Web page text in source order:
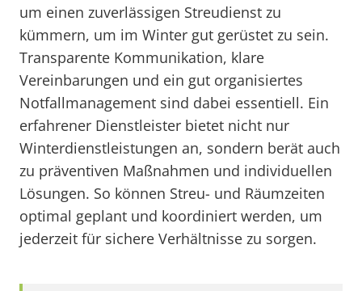
um einen zuverlässigen Streudienst zu
kümmern, um im Winter gut gerüstet zu sein.
Transparente Kommunikation, klare
Vereinbarungen und ein gut organisiertes
Notfallmanagement sind dabei essentiell. Ein
erfahrener Dienstleister bietet nicht nur
Winterdienstleistungen an, sondern berät auch
zu präventiven Maßnahmen und individuellen
Lösungen. So können Streu- und Räumzeiten
optimal geplant und koordiniert werden, um
jederzeit für sichere Verhältnisse zu sorgen.